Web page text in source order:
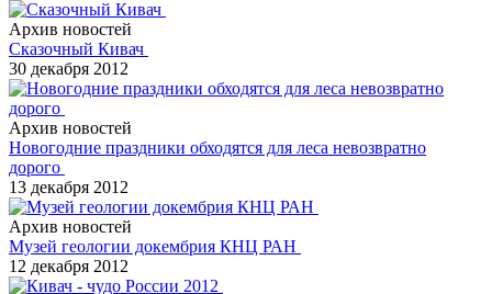
Архив новостей
Сказочный Кивач
30 декабря 2012
Архив новостей
Новогодние праздники обходятся для леса невозвратно
дорого
13 декабря 2012
Архив новостей
Музей геологии докембрия КНЦ РАН
12 декабря 2012